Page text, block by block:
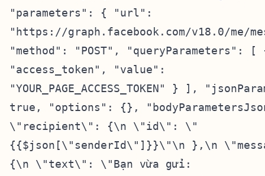
"parameters": { "url":
"https://graph.facebook.com/v18.0/me/
"method": "POST", "queryParameters": [
"access_token", "value":
"YOUR_PAGE_ACCESS_TOKEN" } ],
true, "options": {},
\"recipient\": {\n \"id\": \"
{{$json[\"senderId\"]}}\"\n },\n
{\n \"text\": \"Bạn vừa gửi: